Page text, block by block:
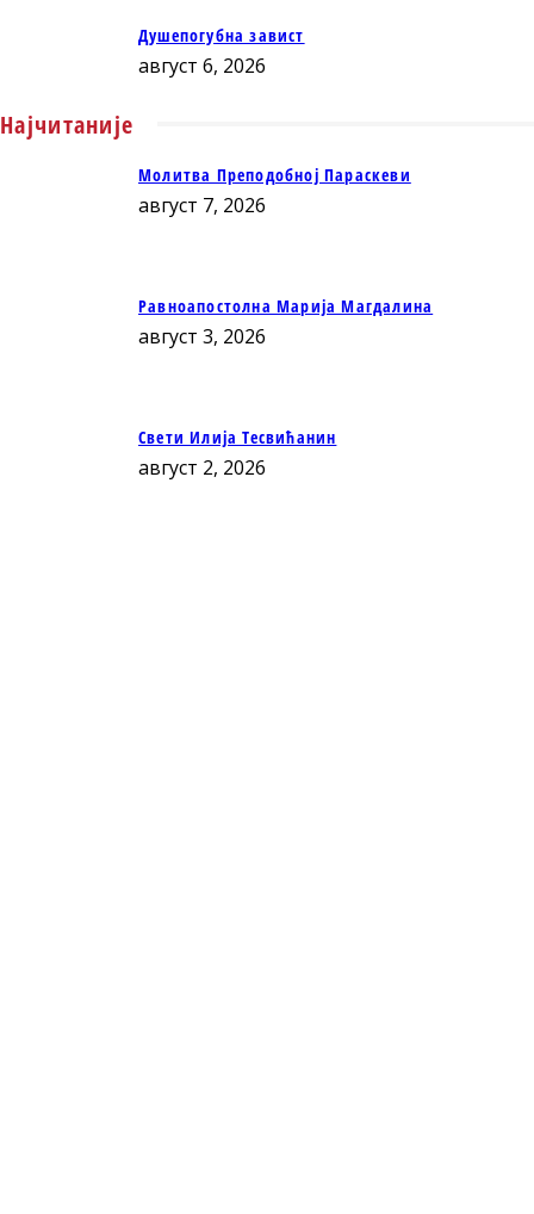
Душепогубна завист
август 6, 2026
Најчитаније
Молитва Преподобној Параскеви
август 7, 2026
Равноапостолна Марија Магдалина
август 3, 2026
Свети Илија Тесвићанин
август 2, 2026